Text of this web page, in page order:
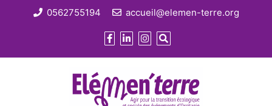
0562755194 accueil@elemen-terre.org